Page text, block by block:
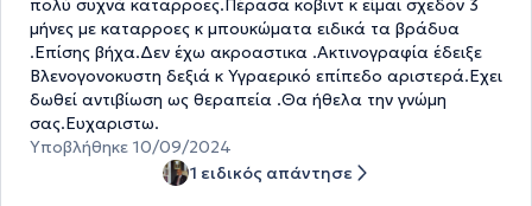
πολύ συχνά καταρροες.Πέρασα κοβιντ κ είμαι σχεδόν 3
μήνες με καταρροες κ μπουκώματα ειδικά τα βράδυα
.Επίσης βήχα.Δεν έχω ακροαστικα .Ακτινογραφία έδειξε
Βλενογονοκυστη δεξιά κ Υγραερικό επίπεδο αριστερά.Εχει
δωθεί αντιβίωση ως θεραπεία .Θα ήθελα την γνώμη
σας.Ευχαριστω.
Υποβλήθηκε 10/09/2024
1 ειδικός απάντησε